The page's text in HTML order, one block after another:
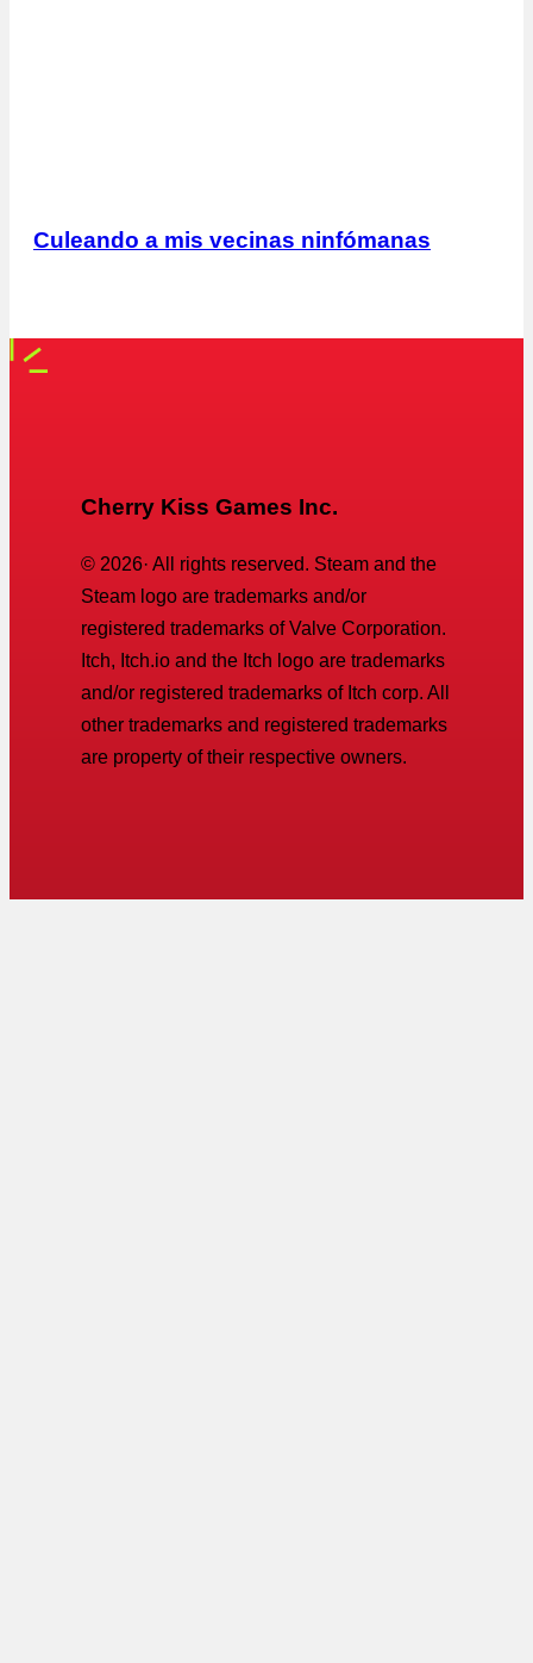
Culeando a mis vecinas ninfómanas
Cherry Kiss Games Inc.
© 2026· All rights reserved. Steam and the
Steam logo are trademarks and/or
registered trademarks of Valve Corporation.
Itch, Itch.io and the Itch logo are trademarks
and/or registered trademarks of Itch corp. All
other trademarks and registered trademarks
are property of their respective owners.